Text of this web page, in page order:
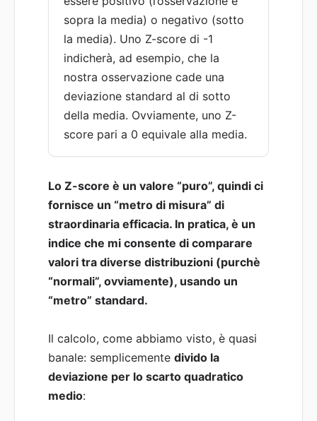
sopra la media) o negativo (sotto
la media). Uno Z-score di -1
indicherà, ad esempio, che la
nostra osservazione cade una
deviazione standard al di sotto
della media. Ovviamente, uno Z-
score pari a 0 equivale alla media.
Lo Z-score è un valore “puro”, quindi ci
fornisce un “metro di misura” di
straordinaria efficacia. In pratica, è un
indice che mi consente di comparare
valori tra diverse distribuzioni (purchè
“normali”, ovviamente), usando un
“metro” standard.
Il calcolo, come abbiamo visto, è quasi
banale: semplicementedivido la
deviazione per lo scarto quadratico
medio: